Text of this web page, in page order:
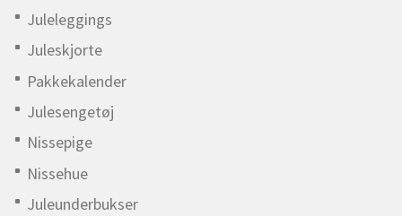
Juleleggings
Juleskjorte
Pakkekalender
Julesengetøj
Nissepige
Nissehue
Juleunderbukser